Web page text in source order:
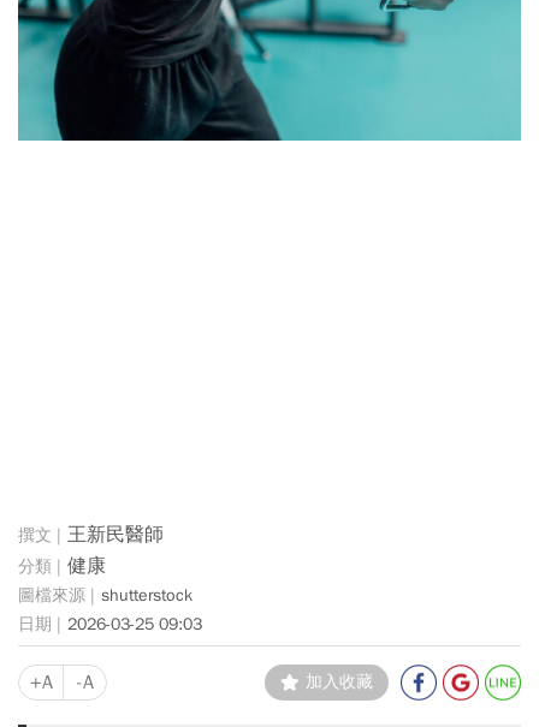
王新民醫師
健康
shutterstock
2026-03-25 09:03
+A -A 加入收藏